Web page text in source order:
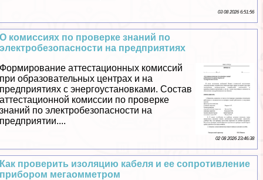
03 08 2026 6:51:56
О комиссиях по проверке знаний по
электробезопасности на предприятиях
Формирование аттестационных комиссий
при образовательных центрах и на
предприятиях с энергоустановками. Состав
аттестационной комиссии по проверке
знаний по электробезопасности на
предприятии....
02 08 2026 23:46:38
Как проверить изоляцию кабеля и ее сопротивление
прибором мегаомметром